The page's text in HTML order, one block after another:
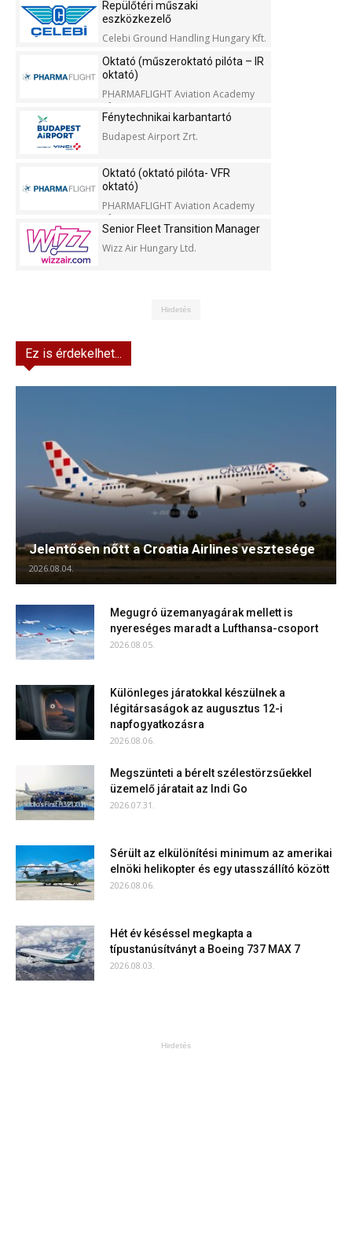
Repülőtéri műszaki
eszközkezelő
Celebi Ground Handling Hungary Kft.
Oktató (műszeroktató pilóta – IR
oktató)
PHARMAFLIGHT Aviation Academy
Kft.
Fénytechnikai karbantartó
Budapest Airport Zrt.
Oktató (oktató pilóta- VFR
oktató)
PHARMAFLIGHT Aviation Academy
Kft.
Senior Fleet Transition Manager
Wizz Air Hungary Ltd.
Hirdetés
Ez is érdekelhet...
Jelentősen nőtt a Croatia Airlines vesztesége
2026.08.04.
Megugró üzemanyagárak mellett is
nyereséges maradt a Lufthansa-csoport
2026.08.05.
Különleges járatokkal készülnek a
légitársaságok az augusztus 12-i
napfogyatkozásra
2026.08.06.
Megszünteti a bérelt szélestörzsűekkel
üzemelő járatait az Indi Go
2026.07.31.
Sérült az elkülönítési minimum az amerikai
elnöki helikopter és egy utasszállító között
2026.08.06.
Hét év késéssel megkapta a
típustanúsítványt a Boeing 737 MAX 7
2026.08.03.
Hirdetés